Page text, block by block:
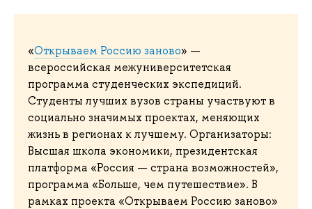
«Открываем Россию заново» —
всероссийская межуниверситетская
программа студенческих экспедиций.
Студенты лучших вузов страны участвуют в
социально значимых проектах, меняющих
жизнь в регионах к лучшему. Организаторы:
Высшая школа экономики, президентская
платформа «Россия — страна возможностей»,
программа «Больше, чем путешествие». В
рамках проекта «Открываем Россию заново»